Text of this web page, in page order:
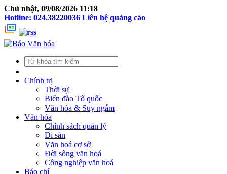
Chủ nhật, 09/08/2026 11:18
Hotline: 024.38220036 Liên hệ quảng cáo
Chính trị
Thời sự
Biển đảo Tổ quốc
Văn hóa & Suy ngẫm
Văn hóa
Chính sách quản lý
Di sản
Văn hoá cơ sở
Đời sống văn hoá
Công nghiệp văn hoá
Báo chí